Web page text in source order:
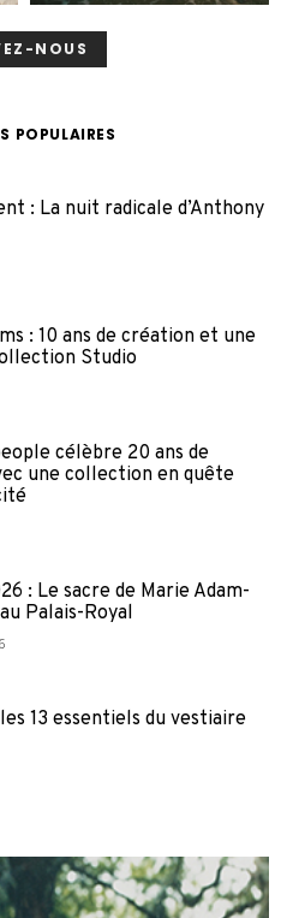
NOUS
POPULAIRES
: La nuit radicale d’Anthony
: 10 ans de création et une
Studio
célèbre 20 ans de
une collection en quête
: Le sacre de Marie Adam-
Palais-Royal
13 essentiels du vestiaire